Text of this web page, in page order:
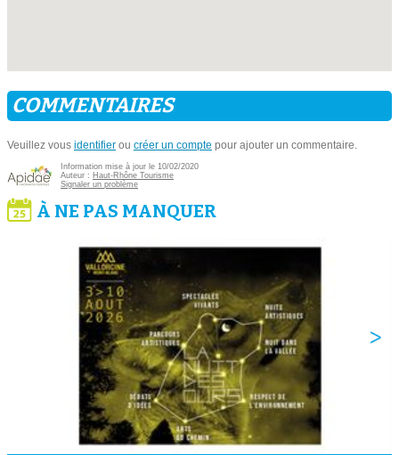
COMMENTAIRES
Veuillez vous identifier ou créer un compte pour ajouter un commentaire.
Information mise à jour le 10/02/2020
Auteur : Haut-Rhône Tourisme
Signaler un problème
À NE PAS MANQUER